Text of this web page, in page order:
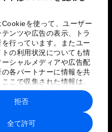
Cookieを使って、ユーザー
ンツや広告の表示、トラ
行っています。またユー
の利用状況についても情
シャルメディアや広告配
各パートナーに情報を共
こで収集された情報は、
ートナーに提供した他の情
のサービスを使用した際
報と組み合わされ、各パー
用されることがありま
全て許可
拒否